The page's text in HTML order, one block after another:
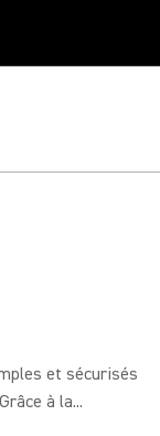
et sécurisés
à la...